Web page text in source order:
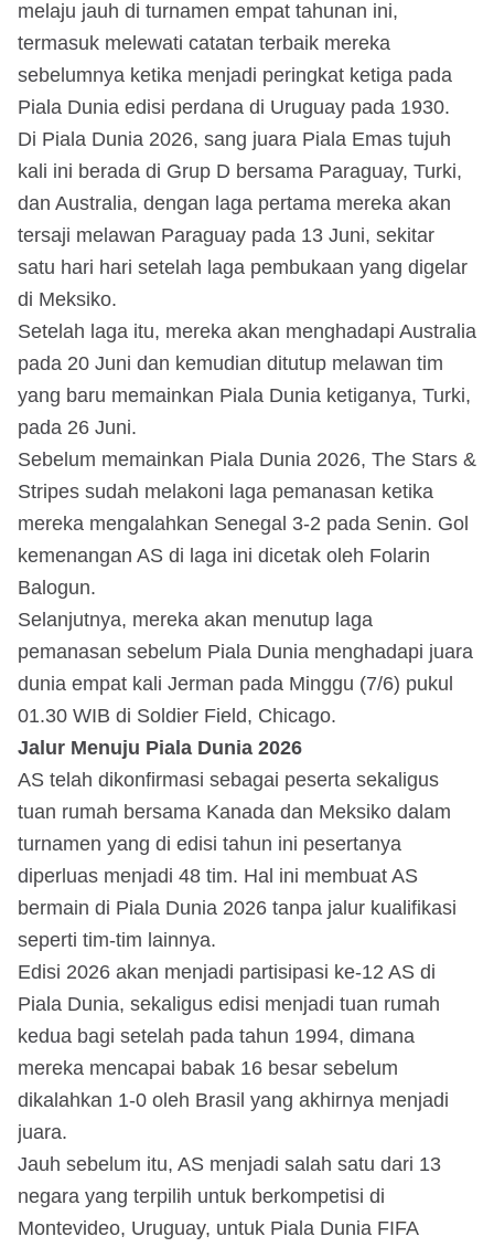
melaju jauh di turnamen empat tahunan ini,
termasuk melewati catatan terbaik mereka
sebelumnya ketika menjadi peringkat ketiga pada
Piala Dunia edisi perdana di Uruguay pada 1930.
Di Piala Dunia 2026, sang juara Piala Emas tujuh
kali ini berada di Grup D bersama Paraguay, Turki,
dan Australia, dengan laga pertama mereka akan
tersaji melawan Paraguay pada 13 Juni, sekitar
satu hari hari setelah laga pembukaan yang digelar
di Meksiko.
Setelah laga itu, mereka akan menghadapi Australia
pada 20 Juni dan kemudian ditutup melawan tim
yang baru memainkan Piala Dunia ketiganya, Turki,
pada 26 Juni.
Sebelum memainkan Piala Dunia 2026, The Stars &
Stripes sudah melakoni laga pemanasan ketika
mereka mengalahkan Senegal 3-2 pada Senin. Gol
kemenangan AS di laga ini dicetak oleh Folarin
Balogun.
Selanjutnya, mereka akan menutup laga
pemanasan sebelum Piala Dunia menghadapi juara
dunia empat kali Jerman pada Minggu (7/6) pukul
01.30 WIB di Soldier Field, Chicago.
Jalur Menuju Piala Dunia 2026
AS telah dikonfirmasi sebagai peserta sekaligus
tuan rumah bersama Kanada dan Meksiko dalam
turnamen yang di edisi tahun ini pesertanya
diperluas menjadi 48 tim. Hal ini membuat AS
bermain di Piala Dunia 2026 tanpa jalur kualifikasi
seperti tim-tim lainnya.
Edisi 2026 akan menjadi partisipasi ke-12 AS di
Piala Dunia, sekaligus edisi menjadi tuan rumah
kedua bagi setelah pada tahun 1994, dimana
mereka mencapai babak 16 besar sebelum
dikalahkan 1-0 oleh Brasil yang akhirnya menjadi
juara.
Jauh sebelum itu, AS menjadi salah satu dari 13
negara yang terpilih untuk berkompetisi di
Montevideo, Uruguay, untuk Piala Dunia FIFA